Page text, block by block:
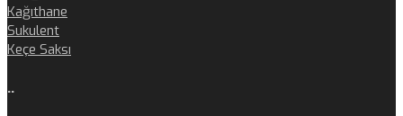
Kağıthane
Sukulent
Keçe Saksı
..